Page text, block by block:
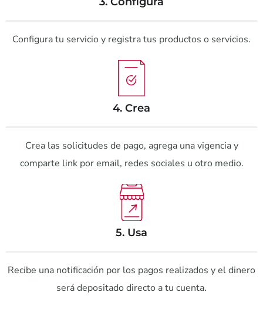
Configura tu servicio y registra tus productos o servicios.
4. Crea
Crea las solicitudes de pago, agrega una vigencia y
comparte link por email, redes sociales u otro medio.
5. Usa
Recibe una notificación por los pagos realizados y el dinero
será depositado directo a tu cuenta.